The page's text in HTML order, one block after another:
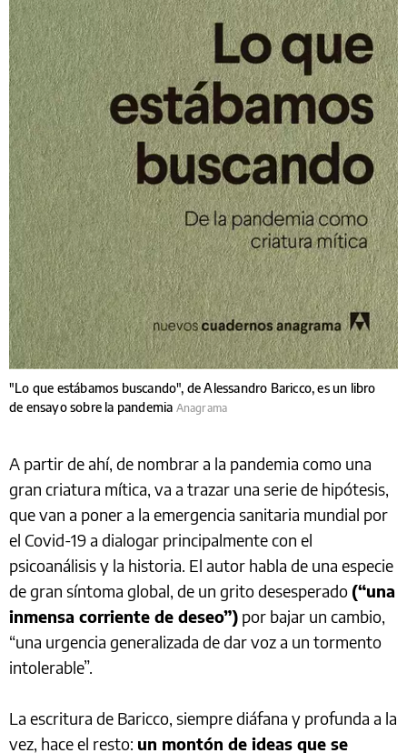
"Lo que estábamos buscando", de Alessandro Baricco, es un libro
de ensayo sobre la pandemia Anagrama
A partir de ahí, de nombrar a la pandemia como una
gran criatura mítica, va a trazar una serie de hipótesis,
que van a poner a la emergencia sanitaria mundial por
el Covid-19 a dialogar principalmente con el
psicoanálisis y la historia. El autor habla de una especie
de gran síntoma global, de un grito desesperado (“una
inmensa corriente de deseo”) por bajar un cambio,
“una urgencia generalizada de dar voz a un tormento
intolerable”.
La escritura de Baricco, siempre diáfana y profunda a la
vez, hace el resto: un montón de ideas que se